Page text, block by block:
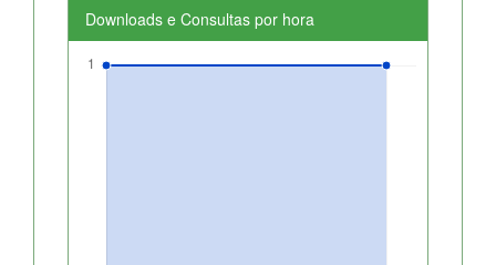
Downloads e Consultas por hora